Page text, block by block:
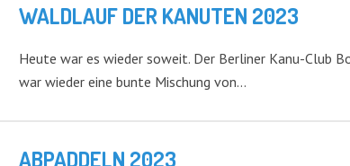
WALDLAUF DER KANUTEN 2023
Heute war es wieder soweit. Der Berliner Kanu-Club
war wieder eine bunte Mischung von…
ABPADDELN 2023